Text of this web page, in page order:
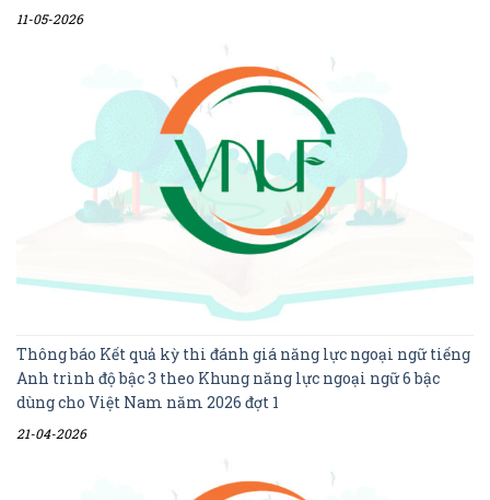
11-05-2026
Thông báo Kết quả kỳ thi đánh giá năng lực ngoại ngữ tiếng
Anh trình độ bậc 3 theo Khung năng lực ngoại ngữ 6 bậc
dùng cho Việt Nam năm 2026 đợt 1
21-04-2026